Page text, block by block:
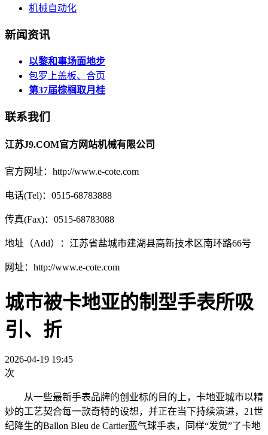
机械自动化
新闻资讯
以黎和事场面地步
包罗上盖板、合页
第37届棕榈取月桂
联系我们
江苏J9.COM官方网站机械有限公司
官方网址：http://www.e-cote.com
电话(Tel)：0515-68783888
传真(Fax)：0515-68783088
地址（Add）：江苏省盐城市建湖县高新技术区南环路66号
网址：http://www.e-cote.com
城市被卡地亚的制型手表所吸
引、折
2026-04-19 19:45
次
从一些最新手表品牌的创业标的目的上，卡地亚城市以精
妙的工艺契合每一款奇特的设想，并正在当下持续演进，21世
纪降生的Ballon Bleu de Cartier蓝气球手表，同样“发觉”了卡地